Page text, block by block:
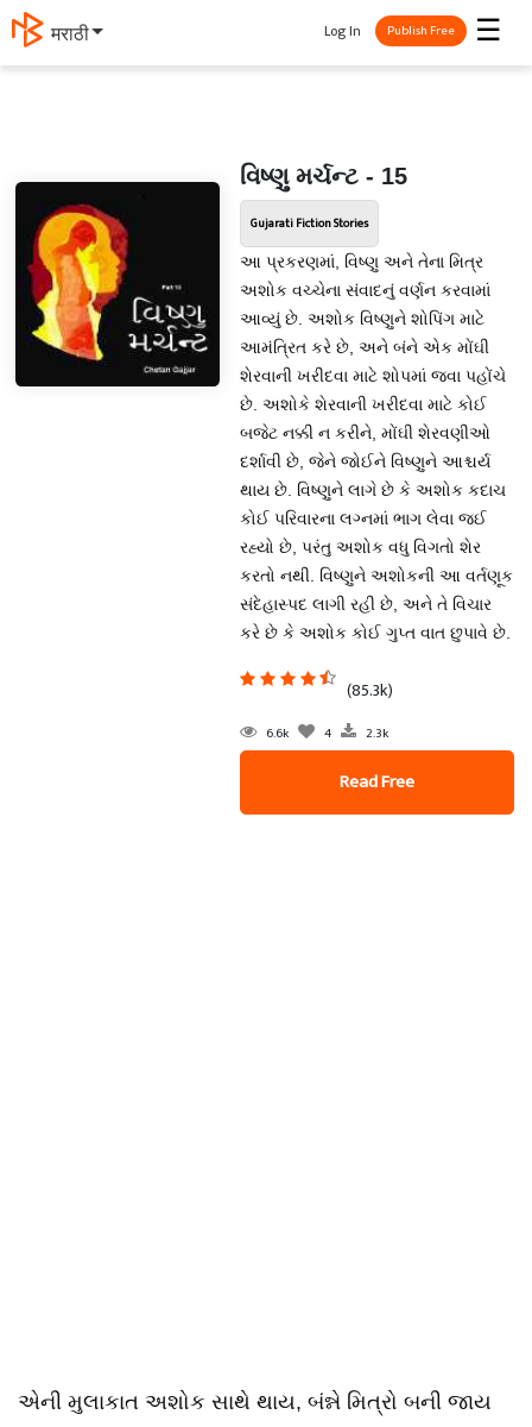
मराठी ☰
Log In Publish Free
વિષ્ણુ મર્ચન્ટ - 15
Gujarati Fiction Stories
આ પ્રકરણમાં, વિષ્ણુ અને તેના મિત્ર
અશોક વચ્ચેના સંવાદનું વર્ણન કરવામાં
આવ્યું છે. અશોક વિષ્ણુને શોપિંગ માટે
આમંત્રિત કરે છે, અને બંને એક મોંઘી
શેરવાની ખરીદવા માટે શોપમાં જવા પહોંચે
છે. અશોકે શેરવાની ખરીદવા માટે કોઈ
બજેટ નક્કી ન કરીને, મોંઘી શેરવણીઓ
દર્શાવી છે, જેને જોઈને વિષ્ણુને આશ્ચર્ય
થાય છે. વિષ્ણુને લાગે છે કે અશોક કદાચ
કોઈ પરિવારના લગ્નમાં ભાગ લેવા જઈ
રહ્યો છે, પરંતુ અશોક વધુ વિગતો શેર
કરતો નથી. વિષ્ણુને અશોકની આ વર્તણૂક
સંદેહાસ્પદ લાગી રહી છે, અને તે વિચાર
કરે છે કે અશોક કોઈ ગુપ્ત વાત છુપાવે છે.
(85.3k)
6.6k 4 2.3k
Read Free
એની મુલાકાત અશોક સાથે થાય, બંન્ને મિત્રો બની જાય